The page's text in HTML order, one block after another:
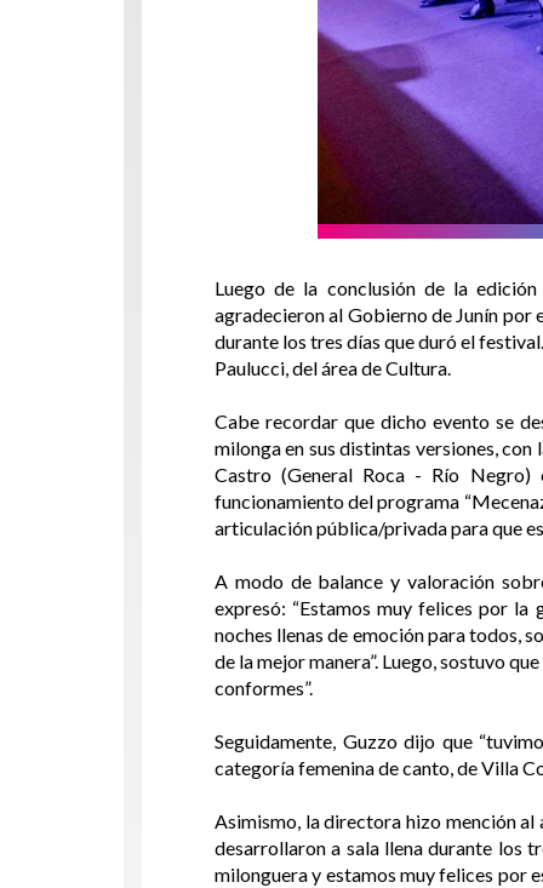
Luego de la conclusión de la
agradecieron al Gobierno de Junín por
durante los tres días que duró el
Paulucci, del área de Cultura.
Cabe recordar que dicho evento se
milonga en sus distintas versiones,
Castro (General Roca - Río Negro)
funcionamiento del programa
articulación pública/privada para que
A modo de balance y valoración
expresó: “Estamos muy felices por la
noches llenas de emoción para todos,
de la mejor manera”. Luego, sostuvo
conformes”.
Seguidamente, Guzzo dijo que
categoría femenina de canto, de Villa
Asimismo, la directora hizo mención al
desarrollaron a sala llena durante los
milonguera y estamos muy felices por